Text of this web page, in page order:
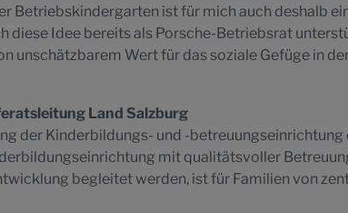
Betriebskindergarten ist für mich auch deshalb
diese Idee bereits als Porsche-Betriebsrat
unschätzbarem Wert für das soziale Gefüge in
Land Salzburg
der Kinderbildungs- und -betreuungseinrichtung
mit qualitätsvoller
begleitet werden, ist für Familien von